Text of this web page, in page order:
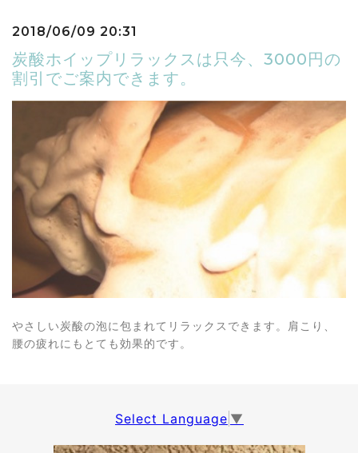
2018/06/09 20:31
炭酸ホイップリラックスは只今、3000円の
割引でご案内できます。
やさしい炭酸の泡に包まれてリラックスできます。肩こり、
腰の疲れにもとても効果的です。
Select Language ▼